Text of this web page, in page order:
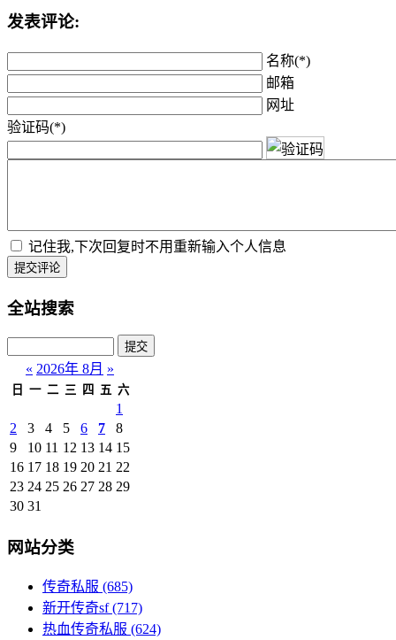
发表评论:
名称(*)
邮箱
网址
验证码(*)
记住我,下次回复时不用重新输入个人信息
提交评论
全站搜索
« 2026年 8月 »
日 一 二 三 四 五 六
1
2
3 4 5 6 7
8
9
10 11 12 13 14 15
16 17 18 19 20 21 22
23 24 25 26 27 28 29
30 31
网站分类
传奇私服 (685)
新开传奇sf(717)
热血传奇私服 (624)